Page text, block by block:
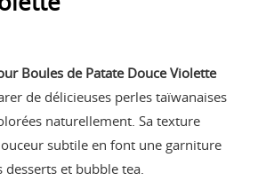
Boules de Patate Douce Violette
de délicieuses perles taïwanaises
naturellement. Sa texture
subtile en font une garniture
et bubble tea.